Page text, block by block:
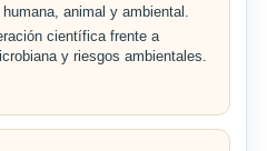
animal y ambiental.
científica frente a
y riesgos ambientales.